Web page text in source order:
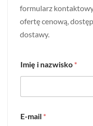
formularz
ofertę cenową,
dostawy.
Imię i nazwisko *
E-mail *